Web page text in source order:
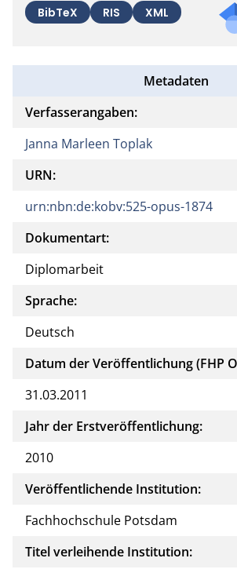
BibTeX RIS XML
Metadaten
Verfasserangaben:
Janna Marleen Toplak
URN:
urn:nbn:de:kobv:525-opus-1874
Dokumentart:
Diplomarbeit
Sprache:
Deutsch
Datum der Veröffentlichung (FHP
31.03.2011
Jahr der Erstveröffentlichung:
2010
Veröffentlichende Institution:
Fachhochschule Potsdam
Titel verleihende Institution: